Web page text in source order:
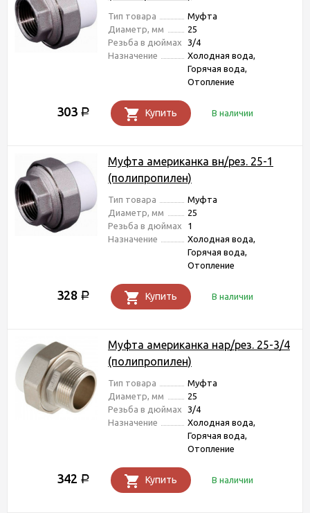
Тип товара
Муфта
Диаметр, мм
25
Резьба в дюймах
3/4
Назначение
Холодная вода,
Горячая вода,
Отопление
303 Р Купить В наличии
Муфта американка вн/рез. 25-1
(полипропилен)
Тип товара
Муфта
Диаметр, мм
25
Резьба в дюймах
1
Назначение
Холодная вода,
Горячая вода,
Отопление
328 Р Купить В наличии
Муфта американка нар/рез. 25-3/4
(полипропилен)
Тип товара
Муфта
Диаметр, мм
25
Резьба в дюймах
3/4
Назначение
Холодная вода,
Горячая вода,
Отопление
342 Р Купить В наличии